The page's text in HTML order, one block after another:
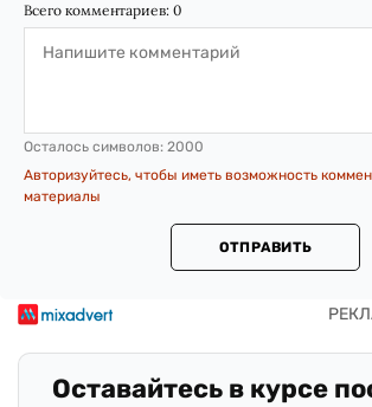
Всего комментариев: 0
Осталось символов: 2000
Авторизуйтесь, чтобы иметь возможность
материалы
ОТПРАВИТЬ
Оставайтесь в курсе